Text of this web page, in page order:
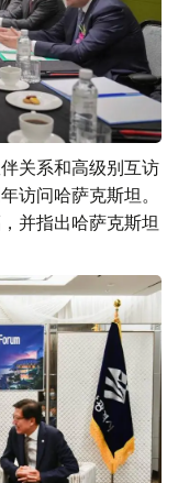
关系和高级别互访
访问哈萨克斯坦。
并指出哈萨克斯坦